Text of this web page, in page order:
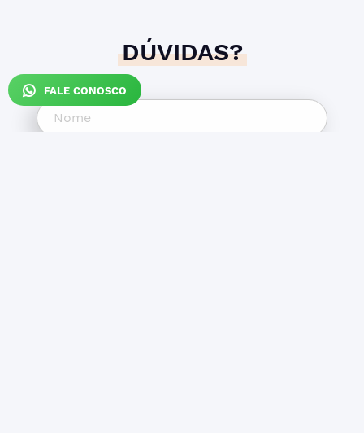
FALE CONOSCO
DÚVIDAS?